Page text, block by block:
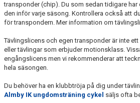
transponder (chip). Du som sedan tidigare har
den inför varje säsong. Kontrollera också att
för transpondern. Mer information om
Tävlingslicens och egen transponder är inte
eller tävlingar som erbjuder motionsklass.
engångslicens men vi rekommenderar att
hela säsongen.
Du behöver ha en klubbtröja på dig under
Almby IK ungdomsträning cykel säljs ofta